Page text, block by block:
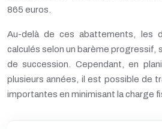
865 euros.
Au-delà de ces abattements, les
calculés selon un barème progressif,
de succession. Cependant, en
plusieurs années, il est possible de
importantes en minimisant la charge